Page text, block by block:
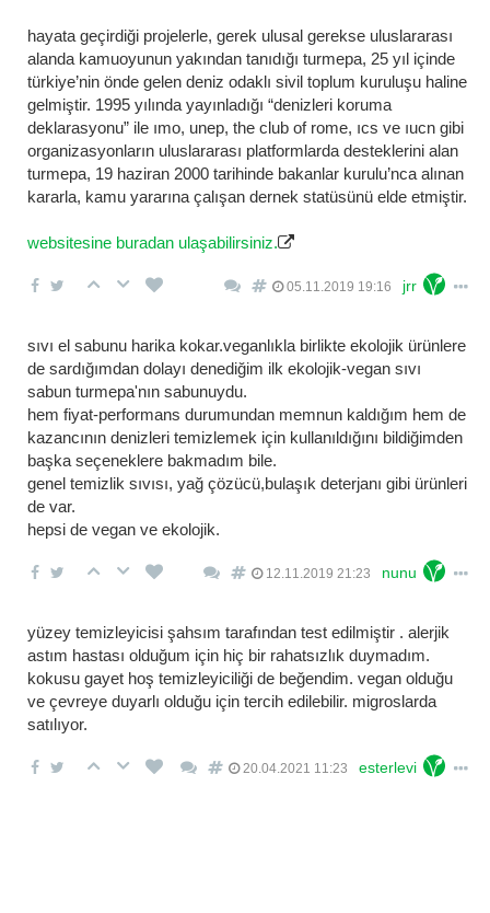
hayata geçirdiği projelerle, gerek ulusal gerekse uluslararası
alanda kamuoyunun yakından tanıdığı turmepa, 25 yıl içinde
türkiye’nin önde gelen deniz odaklı sivil toplum kuruluşu haline
gelmiştir. 1995 yılında yayınladığı “denizleri koruma
deklarasyonu” ile imo, unep, the club of rome, ics ve iucn gibi
organizasyonların uluslararası platformlarda desteklerini alan
turmepa, 19 haziran 2000 tarihinde bakanlar kurulu’nca alınan
kararla, kamu yararına çalışan dernek statüsünü elde etmiştir.
websitesine buradan ulaşabilirsiniz.
05.11.2019 19:16 jrr
sıvı el sabunu harika kokar.veganlıkla birlikte ekolojik ürünlere
de sardığımdan dolayı denediğim ilk ekolojik-vegan sıvı
sabun turmepa'nın sabunuydu.
hem fiyat-performans durumundan memnun kaldığım hem de
kazancının denizleri temizlemek için kullanıldığını bildiğimden
başka seçeneklere bakmadım bile.
genel temizlik sıvısı, yağ çözücü,bulaşık deterjanı gibi ürünleri
de var.
hepsi de vegan ve ekolojik.
12.11.2019 21:23 nunu
yüzey temizleyicisi şahsım tarafından test edilmiştir . alerjik
astım hastası olduğum için hiç bir rahatsızlık duymadım.
kokusu gayet hoş temizleyiciliği de beğendim. vegan olduğu
ve çevreye duyarlı olduğu için tercih edilebilir. migroslarda
satılıyor.
20.04.2021 11:23 esterlevi